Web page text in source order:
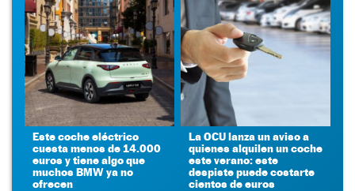
Este coche eléctrico
cuesta menos de 14.000
euros y tiene algo que
muchos BMW ya no
ofrecen
La OCU lanza un aviso a
quienes alquilen un coche
este verano: este
despiste puede costarte
cientos de euros